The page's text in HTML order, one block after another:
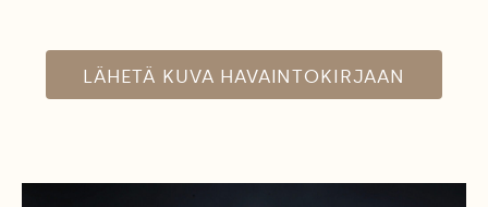
LÄHETÄ KUVA HAVAINTOKIRJAAN